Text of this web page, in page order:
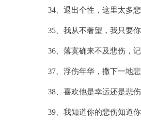
34、退出个性，这里太多
35、我从不奢望，我只要
36、落寞确来不及悲伤，
37、浮伤年华，撒下一地悲
38、喜欢他是幸运还是悲伤
39、我知道你的悲伤知道